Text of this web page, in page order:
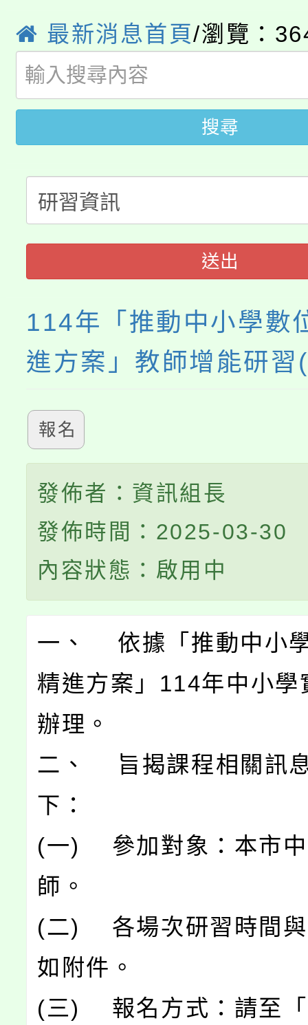
版
公告本校115學年度第
代理(課)教師甄選結果(
「2026金融保險知識
車」活動
桃園市115學年度學生
生本土語及新住民語歌
公告本校115學年度第
代理(課)教師甄選結果(
轉知中國文化大學推廣
程，歡迎學生輔導中心
心理、諮商輔導、社會
系所師生報名參加。
轉知苗栗縣政府辦理
縣市「校園短影音徵
門員」簡章及活動海報
踴躍報名參加。
最新消息首頁/瀏覽：
搜尋
送出
114年「推動中小學數
進方案」教師增能研習
報名
發佈者：資訊組長
發佈時間：2025-03-30
內容狀態：啟用中
一、 依據「推動中小
精進方案」114年中小學
辦理。
二、 旨揭課程相關訊
下：
(一) 參加對象：本市中
師。
(二) 各場次研習時間與
如附件。
(三) 報名方式：請至「